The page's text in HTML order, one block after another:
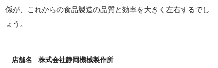
係が、これからの食品製造の品質と効率を大きく左右するでし
ょう。
店舗名 株式会社静岡機械製作所